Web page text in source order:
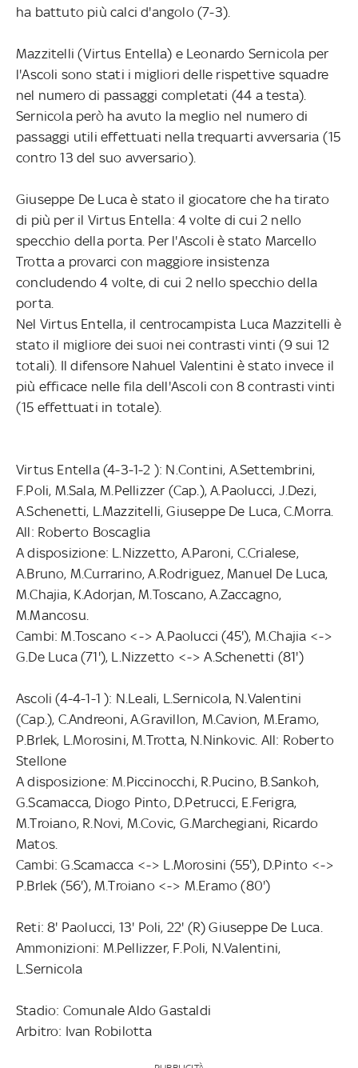
ha battuto più calci d'angolo (7-3).
Mazzitelli (Virtus Entella) e Leonardo Sernicola per
l'Ascoli sono stati i migliori delle rispettive squadre
nel numero di passaggi completati (44 a testa).
Sernicola però ha avuto la meglio nel numero di
passaggi utili effettuati nella trequarti avversaria (15
contro 13 del suo avversario).
Giuseppe De Luca è stato il giocatore che ha tirato
di più per il Virtus Entella: 4 volte di cui 2 nello
specchio della porta. Per l'Ascoli è stato Marcello
Trotta a provarci con maggiore insistenza
concludendo 4 volte, di cui 2 nello specchio della
porta.
Nel Virtus Entella, il centrocampista Luca Mazzitelli è
stato il migliore dei suoi nei contrasti vinti (9 sui 12
totali). Il difensore Nahuel Valentini è stato invece il
più efficace nelle fila dell'Ascoli con 8 contrasti vinti
(15 effettuati in totale).
Virtus Entella (4-3-1-2 ): N.Contini, A.Settembrini,
F.Poli, M.Sala, M.Pellizzer (Cap.), A.Paolucci, J.Dezi,
A.Schenetti, L.Mazzitelli, Giuseppe De Luca, C.Morra.
All: Roberto Boscaglia
A disposizione: L.Nizzetto, A.Paroni, C.Crialese,
A.Bruno, M.Currarino, A.Rodriguez, Manuel De Luca,
M.Chajia, K.Adorjan, M.Toscano, A.Zaccagno,
M.Mancosu.
Cambi: M.Toscano <-> A.Paolucci (45'), M.Chajia <->
G.De Luca (71'), L.Nizzetto <-> A.Schenetti (81')
Ascoli (4-4-1-1 ): N.Leali, L.Sernicola, N.Valentini
(Cap.), C.Andreoni, A.Gravillon, M.Cavion, M.Eramo,
P.Brlek, L.Morosini, M.Trotta, N.Ninkovic. All: Roberto
Stellone
A disposizione: M.Piccinocchi, R.Pucino, B.Sankoh,
G.Scamacca, Diogo Pinto, D.Petrucci, E.Ferigra,
M.Troiano, R.Novi, M.Covic, G.Marchegiani, Ricardo
Matos.
Cambi: G.Scamacca <-> L.Morosini (55'), D.Pinto <->
P.Brlek (56'), M.Troiano <-> M.Eramo (80')
Reti: 8' Paolucci, 13' Poli, 22' (R) Giuseppe De Luca.
Ammonizioni: M.Pellizzer, F.Poli, N.Valentini,
L.Sernicola
Stadio: Comunale Aldo Gastaldi
Arbitro: Ivan Robilotta